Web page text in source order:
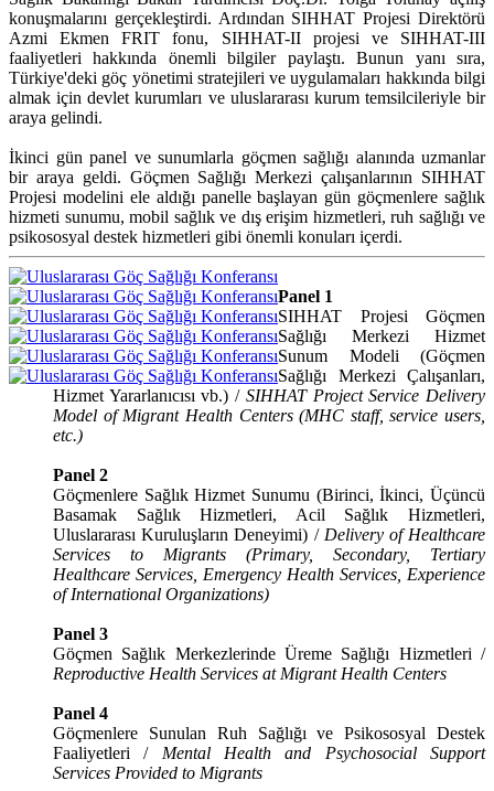
konuşmalarını gerçekleştirdi. Ardından SIHHAT Projesi Direktörü
Azmi Ekmen FRIT fonu, SIHHAT-II projesi ve SIHHAT-III
faaliyetleri hakkında önemli bilgiler paylaştı.Bunun yanı sıra,
Türkiye'deki göç yönetimi stratejileri ve uygulamaları hakkında bilgi
almak için devlet kurumları ve uluslararası kurum temsilcileriyle bir
araya gelindi.
İkinci gün panel ve sunumlarla göçmen sağlığı alanında uzmanlar
bir araya geldi. Göçmen Sağlığı Merkezi çalışanlarının SIHHAT
Projesi modelini ele aldığı panelle başlayan gün göçmenlere sağlık
hizmeti sunumu, mobil sağlık ve dış erişim hizmetleri, ruh sağlığı ve
psikososyal destek hizmetleri gibi önemli konuları içerdi.
Panel 1
SIHHAT Projesi Göçmen
Sağlığı Merkezi Hizmet
Sunum Modeli (Göçmen
Sağlığı Merkezi Çalışanları,
Hizmet Yararlanıcısı vb.) / SIHHAT Project Service Delivery
Model of Migrant Health Centers (MHC staff, service users,
etc.)
Panel 2
Göçmenlere Sağlık Hizmet Sunumu (Birinci, İkinci, Üçüncü
Basamak Sağlık Hizmetleri, Acil Sağlık Hizmetleri,
Uluslararası Kuruluşların Deneyimi) / Delivery of Healthcare
Services to Migrants (Primary, Secondary, Tertiary
Healthcare Services, Emergency Health Services, Experience
of International Organizations)
Panel 3
Göçmen Sağlık Merkezlerinde Üreme Sağlığı Hizmetleri /
Reproductive Health Services at Migrant Health Centers
Panel 4
Göçmenlere Sunulan Ruh Sağlığı ve Psikososyal Destek
Faaliyetleri / Mental Health and Psychosocial Support
Services Provided to Migrants